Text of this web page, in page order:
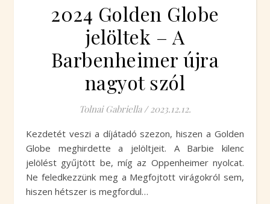
2024 Golden Globe
jelöltek – A
Barbenheimer újra
nagyot szól
Tolnai Gabriella / 2023.12.12.
Kezdetét veszi a díjátadó szezon, hiszen a Golden
Globe meghirdette a jelöltjeit. A Barbie kilenc
jelölést gyűjtött be, míg az Oppenheimer nyolcat.
Ne feledkezzünk meg a Megfojtott virágokról sem,
hiszen hétszer is megfordul…